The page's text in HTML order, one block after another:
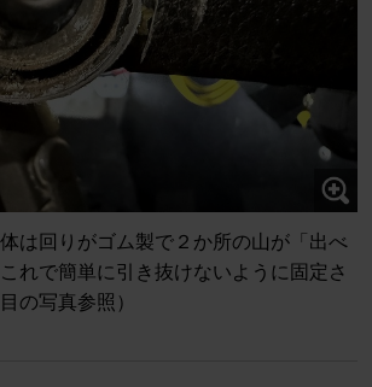
は回りがゴム製で２か所の山が「出べ
れで簡単に引き抜けないように固定さ
の写真参照）